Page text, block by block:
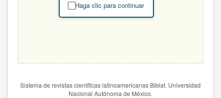
Haga clic para continuar
Sistema de revistas científicas latinoamericanas Biblat. Universidad
Nacional Autónoma de México.